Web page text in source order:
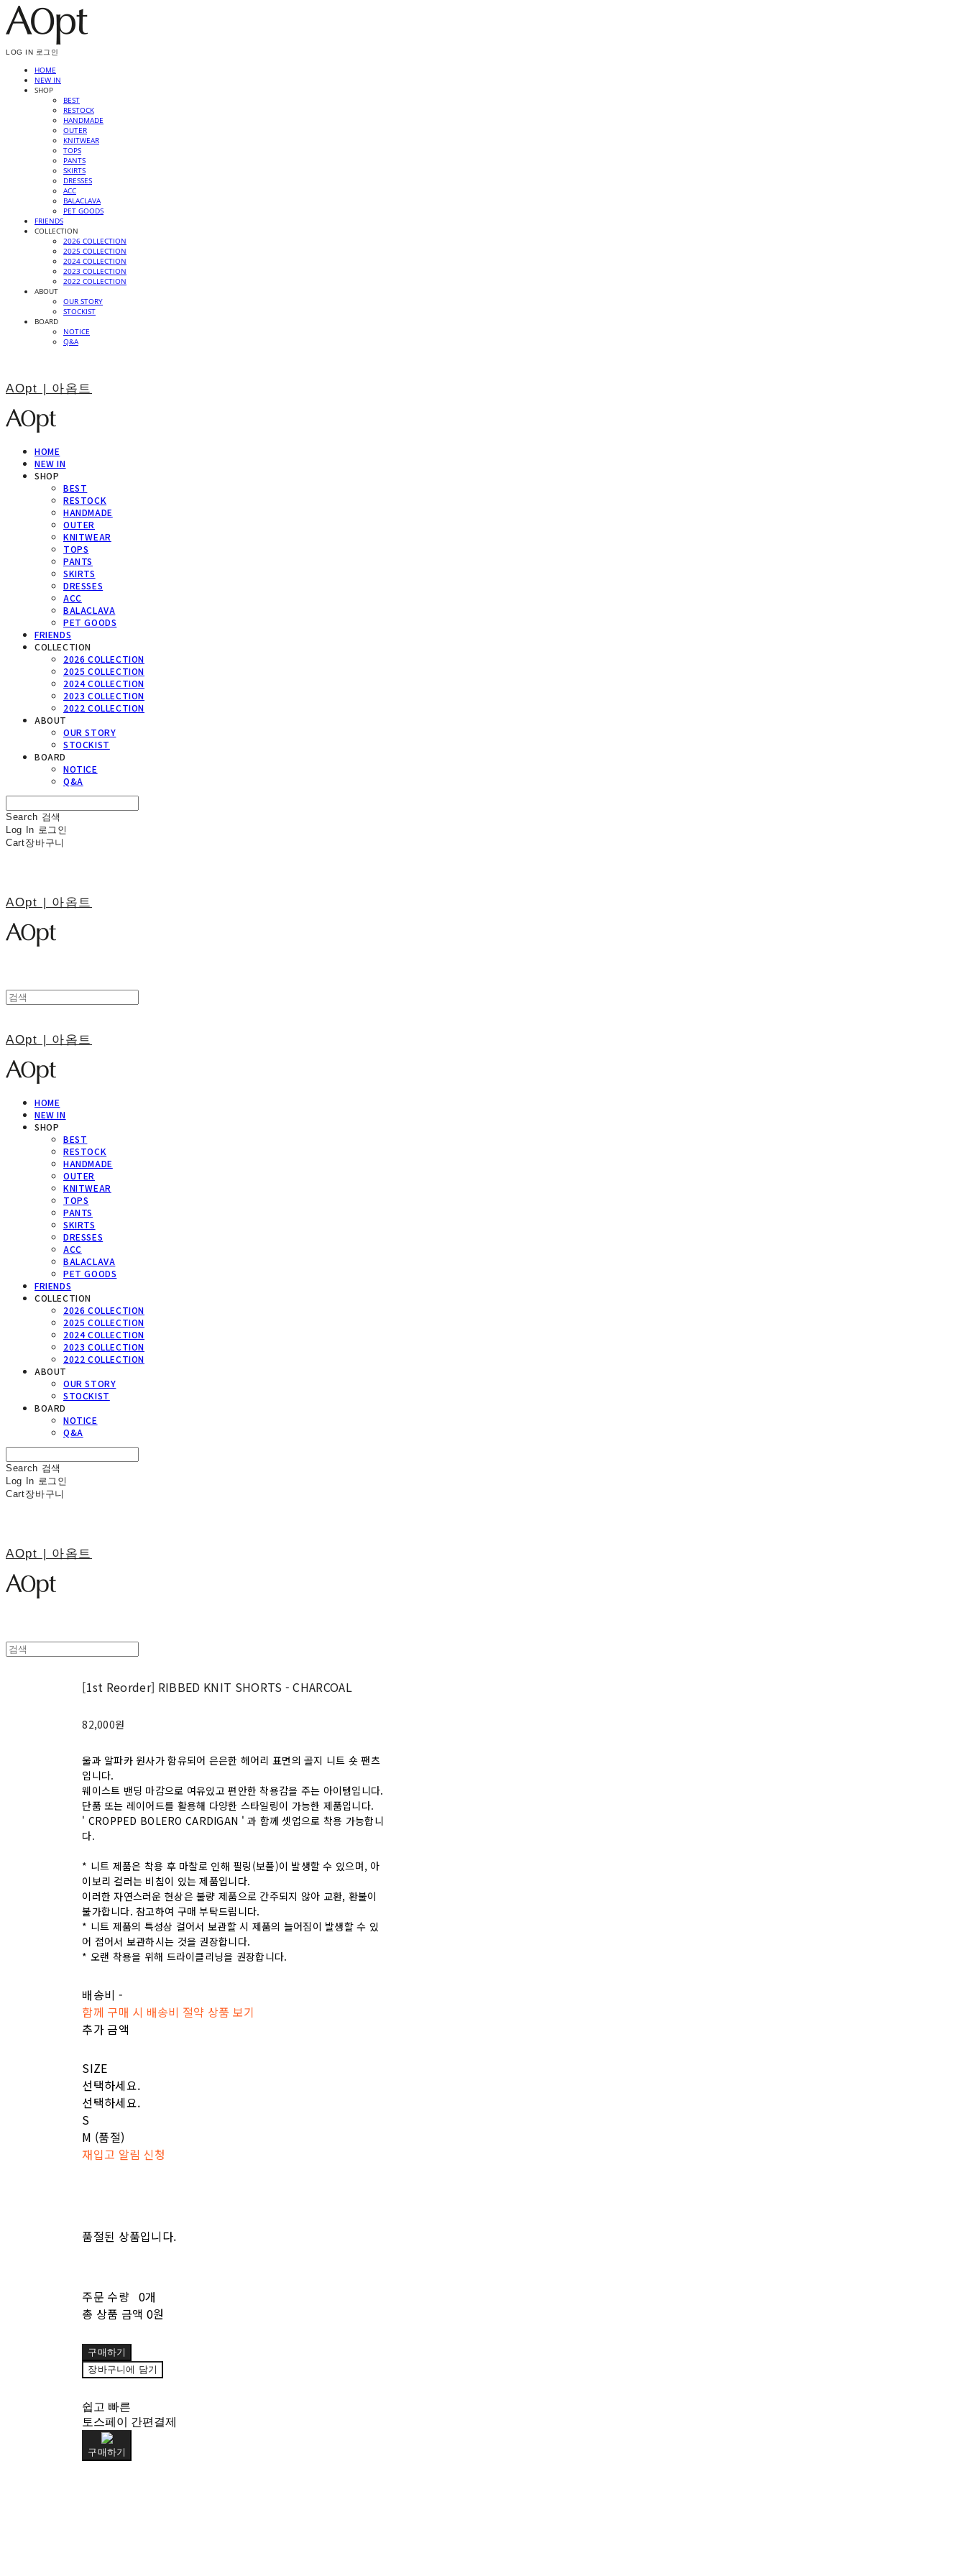
LOG IN 로그인
HOME
NEW IN
SHOP
BEST
RESTOCK
HANDMADE
OUTER
KNITWEAR
TOPS
PANTS
SKIRTS
DRESSES
ACC
BALACLAVA
PET GOODS
FRIENDS
COLLECTION
2026 COLLECTION
2025 COLLECTION
2024 COLLECTION
2023 COLLECTION
2022 COLLECTION
ABOUT
OUR STORY
STOCKIST
BOARD
NOTICE
Q&A
AOpt | 아옵트
HOME
NEW IN
SHOP
BEST
RESTOCK
HANDMADE
OUTER
KNITWEAR
TOPS
PANTS
SKIRTS
DRESSES
ACC
BALACLAVA
PET GOODS
FRIENDS
COLLECTION
2026 COLLECTION
2025 COLLECTION
2024 COLLECTION
2023 COLLECTION
2022 COLLECTION
ABOUT
OUR STORY
STOCKIST
BOARD
NOTICE
Q&A
Search 검색
Log In 로그인
Cart장바구니
AOpt | 아옵트
AOpt | 아옵트
HOME
NEW IN
SHOP
BEST
RESTOCK
HANDMADE
OUTER
KNITWEAR
TOPS
PANTS
SKIRTS
DRESSES
ACC
BALACLAVA
PET GOODS
FRIENDS
COLLECTION
2026 COLLECTION
2025 COLLECTION
2024 COLLECTION
2023 COLLECTION
2022 COLLECTION
ABOUT
OUR STORY
STOCKIST
BOARD
NOTICE
Q&A
Search 검색
Log In 로그인
Cart장바구니
AOpt | 아옵트
[1st Reorder] RIBBED KNIT SHORTS - CHARCOAL
82,000원
울과 알파카 원사가 함유되어 은은한 헤어리 표면의 골지 니트 숏 팬츠
입니다.
웨이스트 밴딩 마감으로 여유있고 편안한 착용감을 주는 아이템입니다.
단품 또는 레이어드를 활용해 다양한 스타일링이 가능한 제품입니다.
' CROPPED BOLERO CARDIGAN ' 과 함께 셋업으로 착용 가능합니
다.
* 니트 제품은 착용 후 마찰로 인해 필링(보풀)이 발생할 수 있으며, 아
이보리 컬러는 비침이 있는 제품입니다.
이러한 자연스러운 현상은 불량 제품으로 간주되지 않아 교환, 환불이
불가합니다. 참고하여 구매 부탁드립니다.
* 니트 제품의 특성상 걸어서 보관할 시 제품의 늘어짐이 발생할 수 있
어 접어서 보관하시는 것을 권장합니다.
* 오랜 착용을 위해 드라이클리닝을 권장합니다.
배송비 -
함께 구매 시 배송비 절약 상품 보기
추가 금액
SIZE
선택하세요.
선택하세요.
S
M (품절)
재입고 알림 신청
품절된 상품입니다.
주문 수량 0개
총 상품 금액 0원
구매하기
장바구니에 담기
쉽고 빠른
토스페이 간편결제
구매하기